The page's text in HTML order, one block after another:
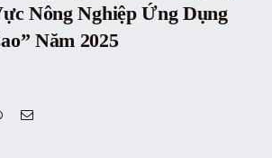
Nông Nghiệp Ứng Dụng
Năm 2025